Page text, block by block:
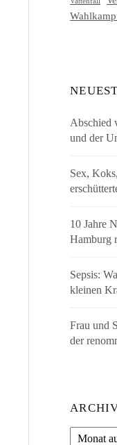
Abschied
und der
Sex,
10 Jahre
Hamburg
Sepsis:
kleinen
Frau und
der
Archiv